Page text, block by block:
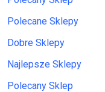
Polecane Sklepy
Dobre Sklepy
Najlepsze Sklepy
Polecany Sklep